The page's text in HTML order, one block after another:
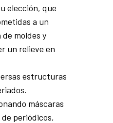
elección, que
a un
moldes y
un relieve en
estructuras
máscaras
periódicos,